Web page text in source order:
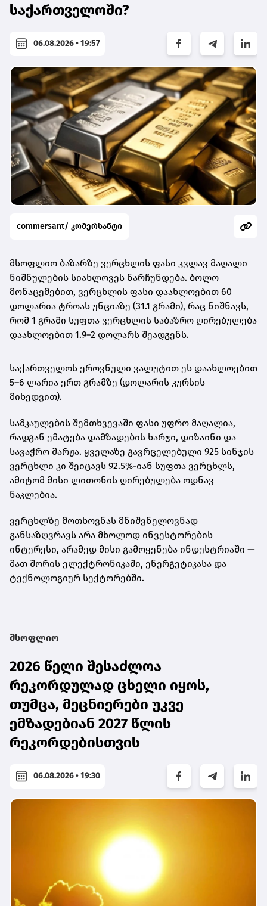
საქართველოში?
06.08.2026 • 19:57
commersant/ კომერსანტი
მსოფლიო ბაზარზე ვერცხლის ფასი კვლავ მაღალი
ნიშნულების სიახლოვეს ნარჩუნდება. ბოლო
მონაცემებით, ვერცხლის ფასი დაახლოებით 60
დოლარია ტროას უნციაზე (31.1 გრამი), რაც ნიშნავს,
რომ 1 გრამი სუფთა ვერცხლის საბაზრო ღირებულება
დაახლოებით 1.9–2 დოლარს შეადგენს.
საქართველოს ეროვნული ვალუტით ეს დაახლოებით
5–6 ლარია ერთ გრამზე (დოლარის კურსის
მიხედვით).
სამკაულების შემთხვევაში ფასი უფრო მაღალია,
რადგან ემატება დამზადების ხარჯი, დიზაინი და
სავაჭრო მარჟა. ყველაზე გავრცელებული 925 სინჯის
ვერცხლი კი შეიცავს 92.5%-იან სუფთა ვერცხლს,
ამიტომ მისი ლითონის ღირებულება ოდნავ
ნაკლებია.
ვერცხლზე მოთხოვნას მნიშვნელოვნად
განსაზღვრავს არა მხოლოდ ინვესტორების
ინტერესი, არამედ მისი გამოყენება ინდუსტრიაში —
მათ შორის ელექტრონიკაში, ენერგეტიკასა და
ტექნოლოგიურ სექტორებში.
მსოფლიო
2026 წელი შესაძლოა
რეკორდულად ცხელი იყოს,
თუმცა, მეცნიერები უკვე
ემზადებიან 2027 წლის
რეკორდებისთვის
06.08.2026 • 19:30